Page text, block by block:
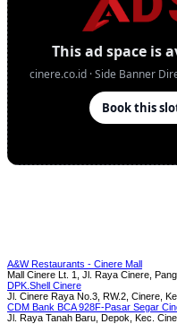
A&W Restaurants - Cinere Mall
Mall Cinere Lt. 1, Jl. Raya Cinere,
DPK.Shell Cinere
Jl. Cinere Raya No.3, RW.2, Cinere,
CDM Bank BCA 928F-Pasar Segar
Jl. Raya Tanah Baru, Depok, Kec.